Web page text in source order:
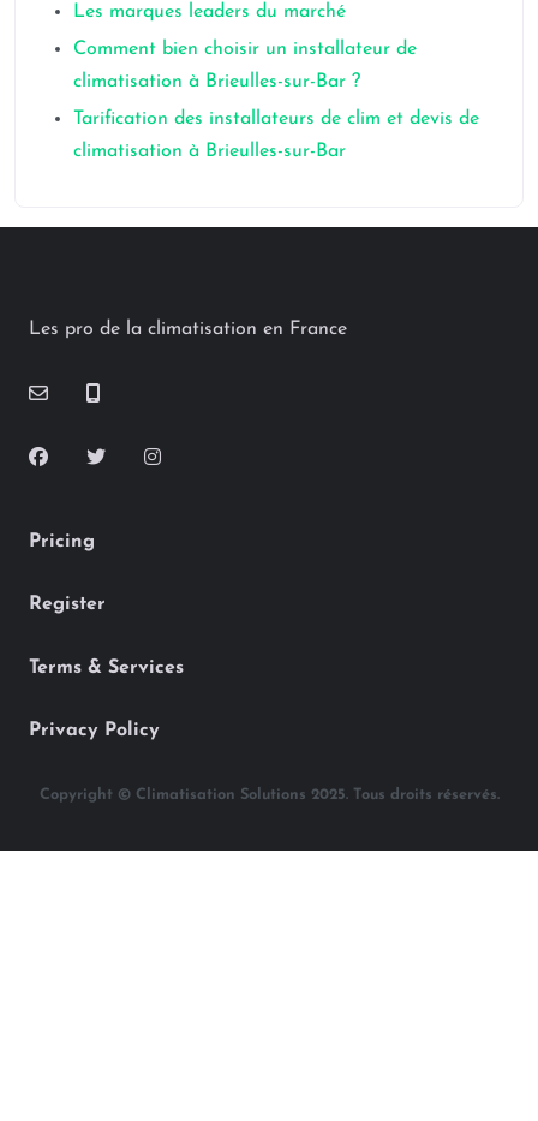
Les marques leaders du marché
Comment bien choisir un installateur de
climatisation à Brieulles-sur-Bar ?
Tarification des installateurs de clim et devis de
climatisation à Brieulles-sur-Bar
Les pro de la climatisation en France
Pricing
Register
Terms & Services
Privacy Policy
Copyright © Climatisation Solutions 2025. Tous droits réservés.